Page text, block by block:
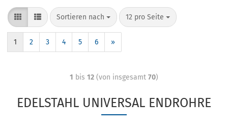
Sortieren nach 12 pro Seite
1 2 3 4 5 6 »
1 bis 12 (von insgesamt 70)
EDELSTAHL UNIVERSAL ENDROHRE